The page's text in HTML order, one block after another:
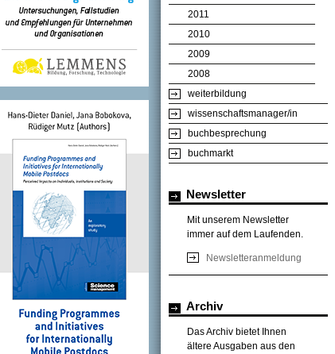
2011
2010
2009
2008
weiterbildung
wissenschaftsmanager/in
buchbesprechung
buchmarkt
Newsletter
Mit unserem Newsletter
immer auf dem Laufenden.
Newsletteranmeldung
Archiv
Das Archiv bietet Ihnen
ältere Ausgaben aus den